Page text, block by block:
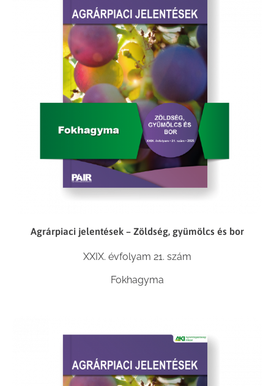
Agrárpiaci jelentések – Zöldség, gyümölcs és bor
XXIX. évfolyam 21. szám
Fokhagyma